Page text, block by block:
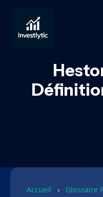
contenu
Accueil › Glossaire